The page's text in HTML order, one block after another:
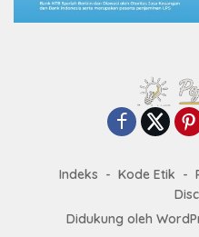
Indeks Kode Etik
Didukung oleh